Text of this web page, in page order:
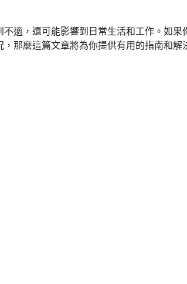
適，還可能影響到日常生活和工作。如果
那麼這篇文章將為你提供有用的指南和解